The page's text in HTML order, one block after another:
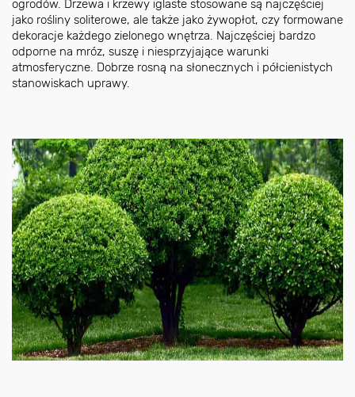
ogrodów. Drzewa i krzewy iglaste stosowane są najczęściej
jako rośliny soliterowe, ale także jako żywopłot, czy formowane
dekoracje każdego zielonego wnętrza. Najczęściej bardzo
odporne na mróz, suszę i niesprzyjające warunki
atmosferyczne. Dobrze rosną na słonecznych i półcienistych
stanowiskach uprawy.